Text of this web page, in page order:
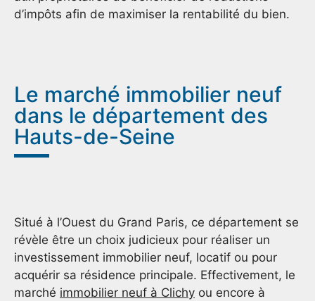
d’impôts afin de maximiser la rentabilité du bien.
Le marché immobilier neuf
dans le département des
Hauts-de-Seine
Situé à l’Ouest du Grand Paris, ce département se
révèle être un choix judicieux pour réaliser un
investissement immobilier neuf, locatif ou pour
acquérir sa résidence principale. Effectivement, le
marché immobilier neuf à Clichy ou encore à